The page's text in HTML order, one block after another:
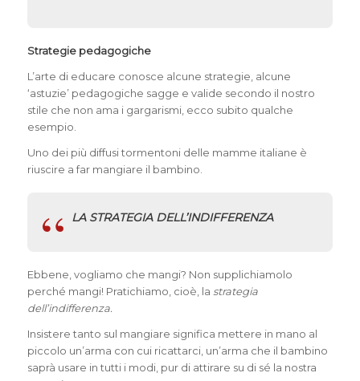
Strategie pedagogiche
L’arte di educare conosce alcune strategie, alcune
‘astuzie’ pedagogiche sagge e valide secondo il nostro
stile che non ama i gargarismi, ecco subito qualche
esempio.
Uno dei più diffusi tormentoni delle mamme italiane è
riuscire a far mangiare il bambino.
LA STRATEGIA DELL’INDIFFERENZA
Ebbene, vogliamo che mangi? Non supplichiamolo
perché mangi! Pratichiamo, cioè, la strategia
dell’indifferenza.
Insistere tanto sul mangiare significa mettere in mano al
piccolo un’arma con cui ricattarci, un’arma che il bambino
saprà usare in tutti i modi, pur di attirare su di sé la nostra